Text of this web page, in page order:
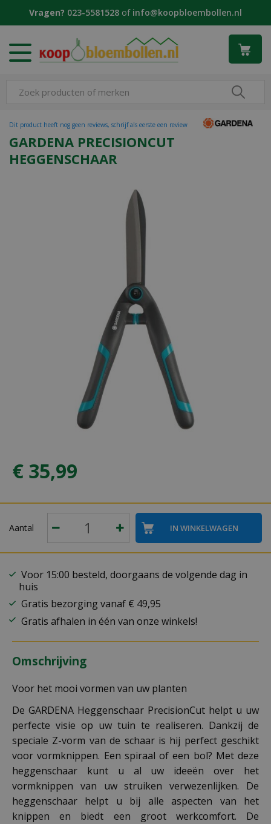
Vragen? 023-5581528 of info@koopbloembollen.nl
GARDENA PRECISIONCUT
HEGGENSCHAAR
Dit product heeft nog geen reviews, schrijf als eerste een review
€ 35,99
Aantal
Voor 15:00 besteld, doorgaans de volgende dag in
huis
Gratis bezorging vanaf € 49,95
Gratis afhalen in één van onze winkels!
Omschrijving
Voor het mooi vormen van uw planten
De GARDENA Heggenschaar PrecisionCut helpt u uw
perfecte visie op uw tuin te realiseren. Dankzij de
speciale Z-vorm van de schaar is hij perfect geschikt
voor vormknippen. Een spiraal of een bol? Met deze
heggenschaar kunt u al uw ideeën over het
vormknippen van uw struiken verwezenlijken. De
heggenschaar helpt u bij alle aspecten van het
knippen en biedt een groot werkcomfort. De